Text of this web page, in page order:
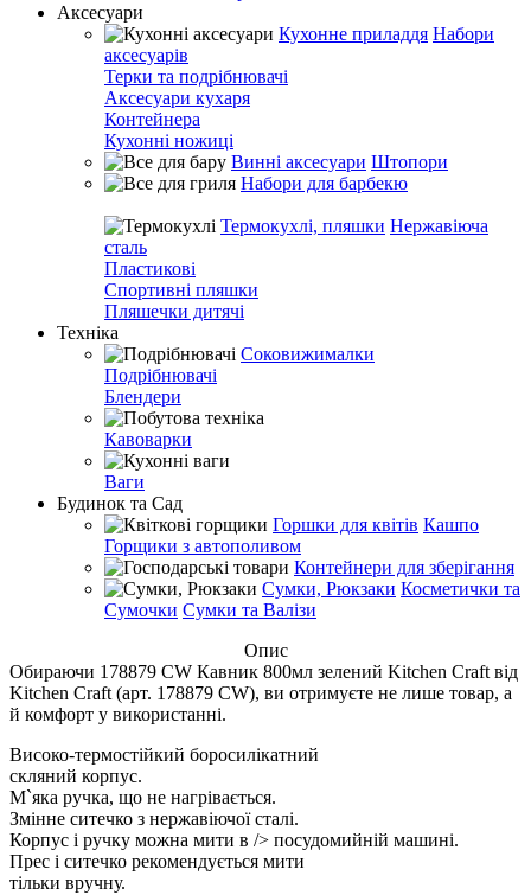
Аксесуари
Кухонне приладдя Набори
аксесуарів
Терки та подрібнювачі
Аксесуари кухаря
Контейнера
Кухонні ножиці
Винні аксесуари Штопори
Набори для барбекю
Термокухлі, пляшки Нержавіюча
сталь
Пластикові
Спортивні пляшки
Пляшечки дитячі
Техніка
Соковижималки
Подрібнювачі
Блендери
Кавоварки
Ваги
Будинок та Сад
Горшки для квітів Кашпо
Горщики з автополивом
Контейнери для зберігання
Сумки, Рюкзаки Косметички та
Сумочки Сумки та Валізи
Опис
Обираючи 178879 CW Кавник 800мл зелений Kitchen Craft від
Kitchen Craft (арт. 178879 CW), ви отримуєте не лише товар, а
й комфорт у використанні.
Високо-термостійкий боросилікатний
скляний корпус.
М`яка ручка, що не нагрівається.
Змінне ситечко з нержавіючої сталі.
Корпус і ручку можна мити в /> посудомийній машині.
Прес і ситечко рекомендується мити
тільки вручну.